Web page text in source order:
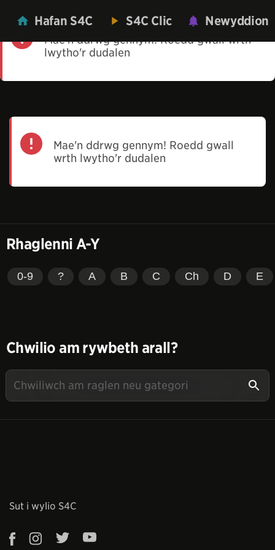
Hafan S4C S4C Clic Newyddion
Mae'n ddrwg gennym! Roedd gwall wrth
lwytho'r dudalen
Mae'n ddrwg gennym! Roedd gwall
wrth lwytho'r dudalen
Rhaglenni A-Y
0-9 ? A B C Ch D E
Chwilio am rywbeth arall?
Sut i wylio S4C